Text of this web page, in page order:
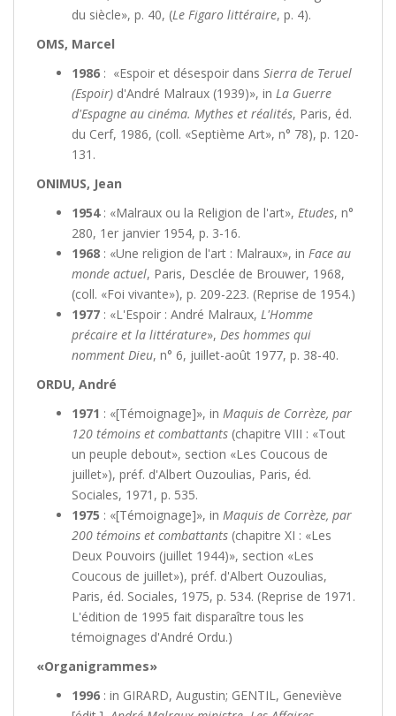
du siècle», p. 40, (Le Figaro littéraire, p. 4).
OMS, Marcel
1986 : «Espoir et désespoir dans Sierra de Teruel
(Espoir) d'André Malraux (1939)», in La Guerre
d'Espagne au cinéma. Mythes et réalités, Paris, éd.
du Cerf, 1986, (coll. «Septième Art», n° 78), p. 120-
131.
ONIMUS, Jean
1954: «Malraux ou la Religion de l'art», Etudes, n°
280, 1er janvier 1954, p. 3-16.
1968 : «Une religion de l'art : Malraux», in Face au
monde actuel, Paris, Desclée de Brouwer, 1968,
(coll. «Foi vivante»), p. 209-223. (Reprise de 1954.)
1977 : «L'Espoir : André Malraux, L'Homme
précaire et la littérature», Des hommes qui
nomment Dieu, n° 6, juillet-août 1977, p. 38-40.
ORDU, André
1971 : «[Témoignage]», in Maquis de Corrèze, par
120 témoins et combattants (chapitre VIII : «Tout
un peuple debout», section «Les Coucous de
juillet»), préf. d'Albert Ouzoulias, Paris, éd.
Sociales, 1971, p. 535.
1975 : «[Témoignage]», in Maquis de Corrèze, par
200 témoins et combattants (chapitre XI : «Les
Deux Pouvoirs (juillet 1944)», section «Les
Coucous de juillet»), préf. d'Albert Ouzoulias,
Paris, éd. Sociales, 1975, p. 534. (Reprise de 1971.
L'édition de 1995 fait disparaître tous les
témoignages d'André Ordu.)
«Organigrammes»
1996 : in GIRARD, Augustin; GENTIL, Geneviève